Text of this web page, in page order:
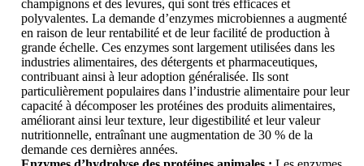
champignons et des levures, qui sont très efficaces et
polyvalentes. La demande d’enzymes microbiennes a augmenté
en raison de leur rentabilité et de leur facilité de production à
grande échelle. Ces enzymes sont largement utilisées dans les
industries alimentaires, des détergents et pharmaceutiques,
contribuant ainsi à leur adoption généralisée. Ils sont
particulièrement populaires dans l’industrie alimentaire pour leur
capacité à décomposer les protéines des produits alimentaires,
améliorant ainsi leur texture, leur digestibilité et leur valeur
nutritionnelle, entraînant une augmentation de 30 % de la
demande ces dernières années.